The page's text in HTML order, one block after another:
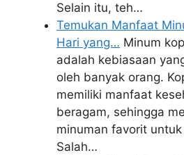
Selain itu, teh…
Temukan Manfaat
Hari yang… Minum
adalah kebiasaan
oleh banyak orang.
memiliki manfaat
beragam, sehingga
minuman favorit
Salah…